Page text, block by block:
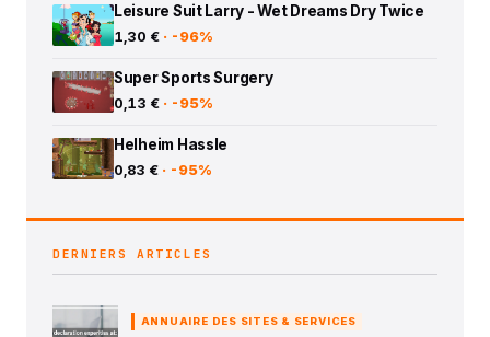
Leisure Suit Larry - Wet Dreams Dry Twice
1,30 € · -96%
Super Sports Surgery
0,13 € · -95%
Helheim Hassle
0,83 € · -95%
DERNIERS ARTICLES
ANNUAIRE DES SITES & SERVICES